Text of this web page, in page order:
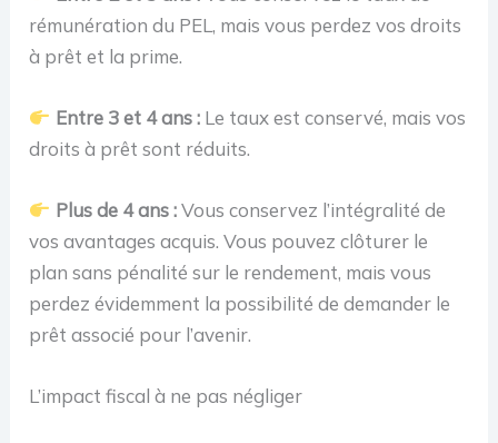
rémunération du PEL, mais vous perdez vos droits
à prêt et la prime.
Entre 3 et 4 ans :Le taux est conservé, mais vos
droits à prêt sont réduits.
Plus de 4 ans :Vous conservez l’intégralité de
vos avantages acquis. Vous pouvez clôturer le
plan sans pénalité sur le rendement, mais vous
perdez évidemment la possibilité de demander le
prêt associé pour l’avenir.
L’impact fiscal à ne pas négliger